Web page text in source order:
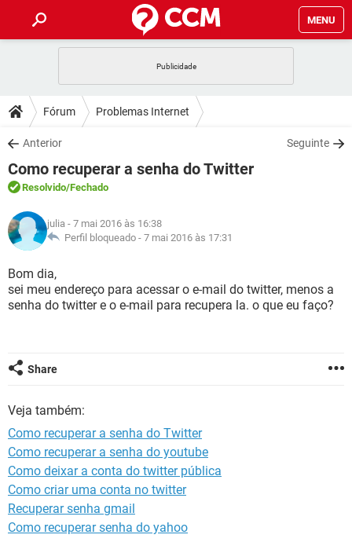
MENU
CELULAR FACEBOOK
OUTLOOK
INSTAGRAM GMAIL
GUIA DE COMPRAS
DICAS
JOGOS WHATSAPP
OUTLOOK
INSTAGRAM
GUIA DE COMPRAS
DOWNLOADS
JOGOS WHATSAPP
CELULAR
OUTLOOK
INSTAGRAM
GUIA DE COMPRAS
FÓRUM
JOGOS
CELULAR FACEBOOK
INSTAGRAM GMAIL
GLOSSÁRIO
JOGOS
CELULAR
OUTLOOK EXCEL
Fórum Problemas Internet
Anterior Seguinte
Como recuperar a senha do Twitter
Resolvido/Fechado
julia - 7 mai 2016 às 16:38
Perfil bloqueado - 7 mai 2016 às 17:31
Bom dia,
sei meu endereço para acessar o e-mail do twitter, menos a
senha do twitter e o e-mail para recupera la. o que eu faço?
Share
Veja também:
Como recuperar a senha do Twitter
Como recuperar a senha do youtube
Como deixar a conta do twitter pública
Como criar uma conta no twitter
Recuperar senha gmail
Como recuperar senha do yahoo